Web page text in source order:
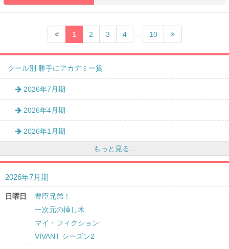
40.673575129534%
0%
1 2 3 4 10
クール別 勝手にアカデミー賞
2026年7月期
2026年4月期
2026年1月期
もっと見る...
2026年7月期
日曜日
豊臣兄弟！
一次元の挿し木
マイ・フィクション
VIVANT シーズン2